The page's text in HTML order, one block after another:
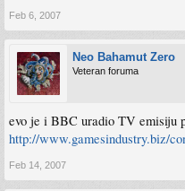
Feb 6, 2007
Neo Bahamut Zero
Veteran foruma
evo je i BBC uradio TV emisiju
http://www.gamesindustry.biz/
Feb 14, 2007